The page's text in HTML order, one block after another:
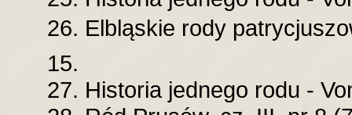
26. Elbląskie rody
15.
27. Historia jednego rodu -